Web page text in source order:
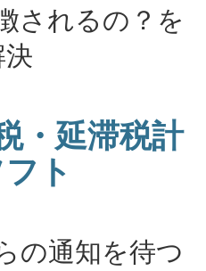
されるの？を
決
・延滞税計
ト
の通知を待つ